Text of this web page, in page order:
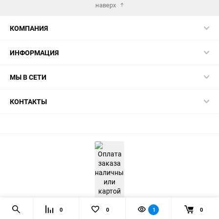
наверх
КОМПАНИЯ
ИНФОРМАЦИЯ
МЫ В СЕТИ
КОНТАКТЫ
0 0 1 0